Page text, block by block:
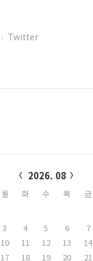
Twitter
2026. 08
월 화 수 목 금
3 4 5 6 7
10 11 12 13 14
17 18 19 20 21